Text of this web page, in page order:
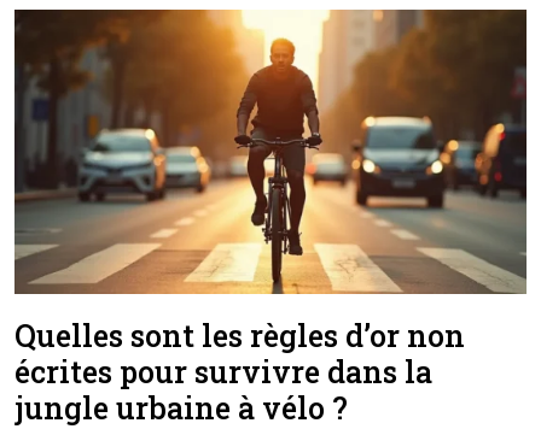
Quelles sont les règles d’or non
écrites pour survivre dans la
jungle urbaine à vélo ?